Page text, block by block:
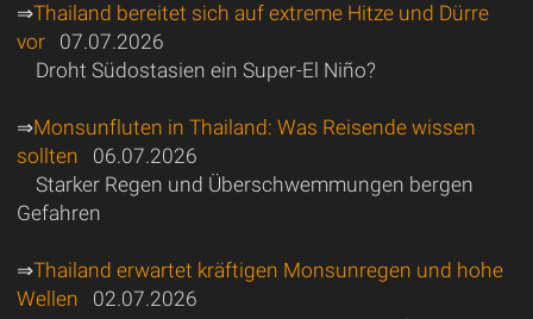
⇒Thailand bereitet sich auf extreme Hitze und Dürre
vor07.07.2026
Droht Südostasien ein Super-El Niño?
⇒Monsunfluten in Thailand: Was Reisende wissen
sollten 06.07.2026
Starker Regen und Überschwemmungen bergen
Gefahren
⇒Thailand erwartet kräftigen Monsunregen und hohe
Wellen 02.07.2026